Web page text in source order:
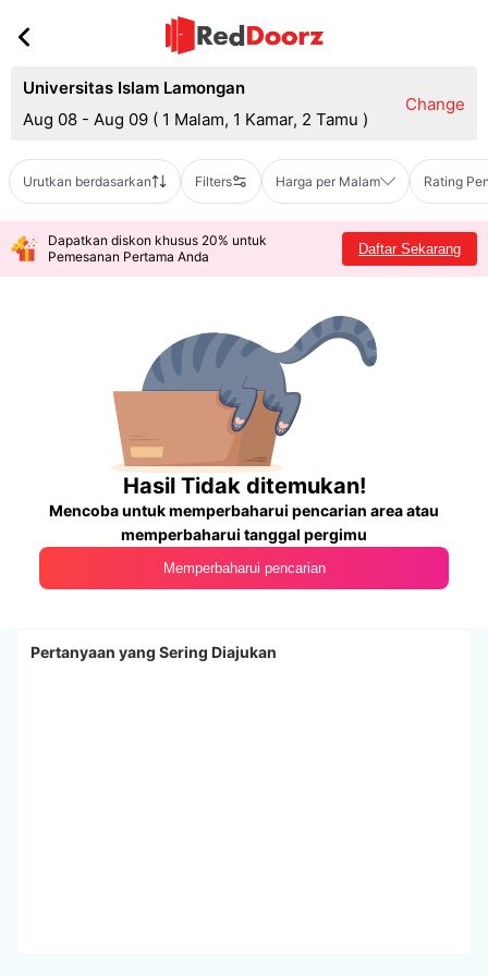
Universitas Islam Lamongan
Aug 08 - Aug 09 ( 1 Malam, 1 Kamar, 2 Tamu )
Change
Urutkan berdasarkan Filters Harga per Malam Rating
Dapatkan diskon khusus 20% untuk
Pemesanan Pertama Anda
Daftar Sekarang
Hasil Tidak ditemukan!
Mencoba untuk memperbaharui pencarian area atau
memperbaharui tanggal pergimu
Memperbaharui pencarian
Pertanyaan yang Sering Diajukan